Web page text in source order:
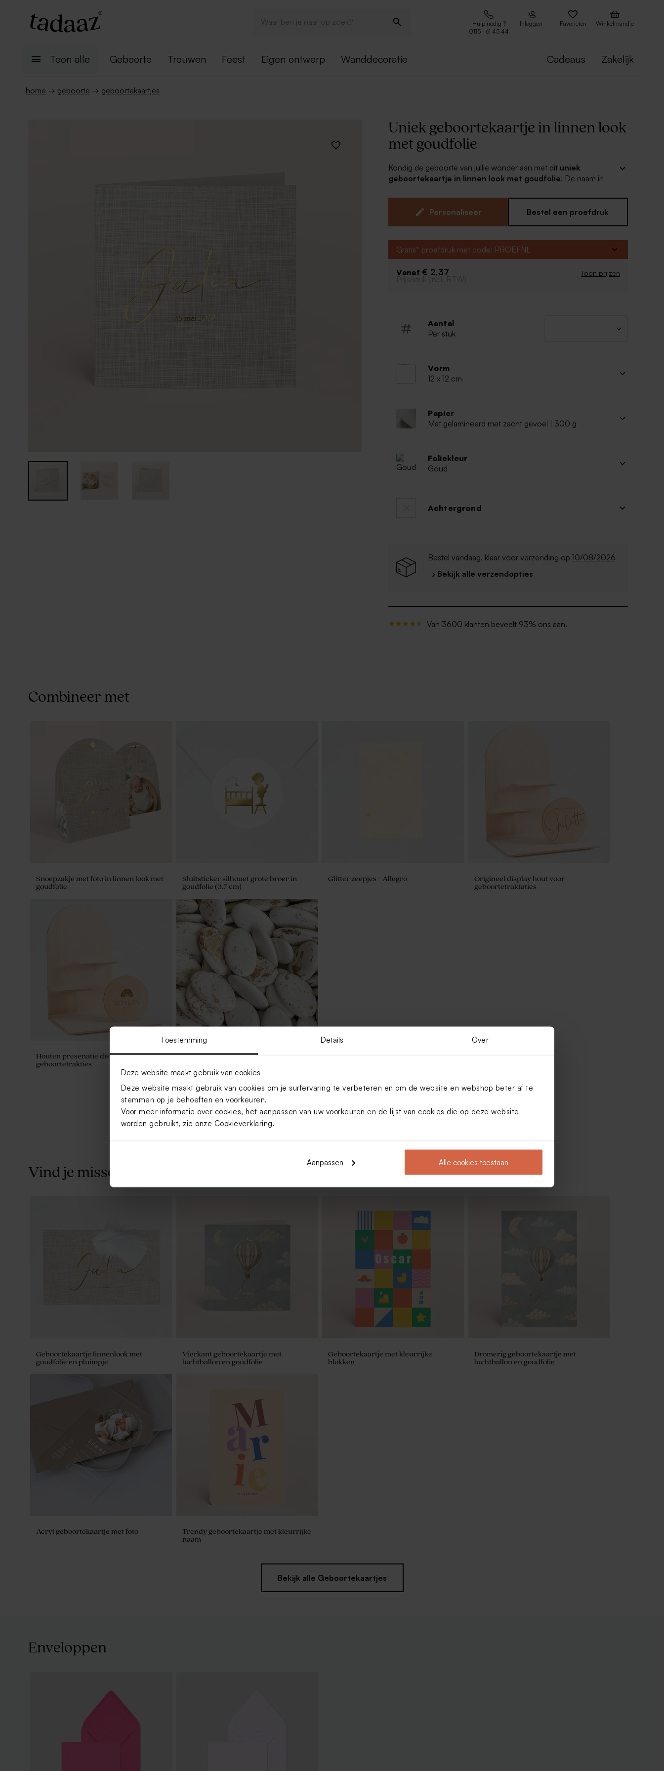
Toestemming Details Over
Deze website maakt gebruik van cookies
Deze website maakt gebruik van cookies om je surfervaring te verbeteren en om de website en webshop beter af te
stemmen op je behoeften en voorkeuren.
Voor meer informatie over cookies, het aanpassen van uw voorkeuren en de lijst van cookies die op deze website
worden gebruikt, zie onze Cookieverklaring.
Aanpassen Alle cookies toestaan
Hulp nodig ?
0115 - 61 45 44
Inloggen Favorieten Winkelmandje
Toon alle Geboorte Trouwen Feest Eigen ontwerp Wanddecoratie Cadeaus Zakelijk
home → geboorte → geboortekaartjes
Uniek geboortekaartje in linnen look
met goudfolie
Kondig de geboorte van jullie wonder aan met dit uniek
geboortekaartje in linnen look met goudfolie! De naam in
allereerste foto van jullie newborn aan de binnenkant en het
plaatje is compleet. Uiteraard ook bij dit kaartje ruime keuze uit de
Uniek geboortekaartje
Goudfolie
Personaliseer Bestel een proefdruk
Gratis* proefdruk met code: PROEFNL
Vanaf € 2,37 Toon prijzen
Prijs/stuk (incl. BTW)
Aantal
Per stuk
Vorm
12 x 12 cm
Papier
Mat gelamineerd met zacht gevoel | 300 g
Foliekleur
Goud
Achtergrond
Bestel vandaag, klaar voor verzending op10/08/2026
› Bekijk alle verzendopties
Van 3600 klanten beveelt 93% ons aan.
Combineer met
Snoepzakje met foto in linnen look met
goudfolie
Sluitsticker silhouet grote broer in
goudfolie (3.7 cm)
Glitter zeepjes - Allegro
Origineel display hout voor
geboortetraktaties
Houten presenatie display voor
geboortetrakties
Dragees marmer goud De Bock 1kg (±
De Bock lentilles XS metallic gold 195gr
De Bock happy tears marmer goud
750gr (± 425 stuks)
De Bock lentilles marmer goud 1kg (±
Vind je misschien ook leuk
Geboortekaartje linnenlook met
goudfolie en pluimpje
Vierkant geboortekaartje met
luchtballon en goudfolie
Geboortekaartje met kleurrijke
blokken
Dromerig geboortekaartje met
luchtballon en goudfolie
Acryl geboortekaartje met foto
Trendy geboortekaartje met kleurrijke
naam
Bekijk alle Geboortekaartjes
Enveloppen